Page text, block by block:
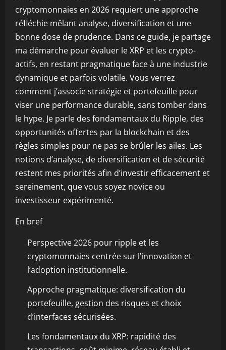
cryptomonnaies en 2026 requiert une approche
réfléchie mêlant analyse, diversification et une
bonne dose de prudence. Dans ce guide, je partage
ma démarche pour évaluer le XRP et les crypto-
actifs, en restant pragmatique face à une industrie
dynamique et parfois volatile. Vous verrez
comment j’associe stratégie et portefeuille pour
viser une performance durable, sans tomber dans
le hype. Je parle des fondamentaux du Ripple, des
opportunités offertes par la blockchain et des
règles simples pour ne pas se brûler les ailes. Les
notions d’analyse, de diversification et de sécurité
restent mes priorités afin d’investir efficacement et
sereinement, que vous soyez novice ou
investisseur expérimenté.
En bref
Perspective 2026 pour ripple et les
cryptomonnaies centrée sur l’innovation et
l’adoption institutionnelle.
Approche pragmatique: diversification du
portefeuille, gestion des risques et choix
d’interfaces sécurisées.
Les fondamentaux du XRP: rapidité des